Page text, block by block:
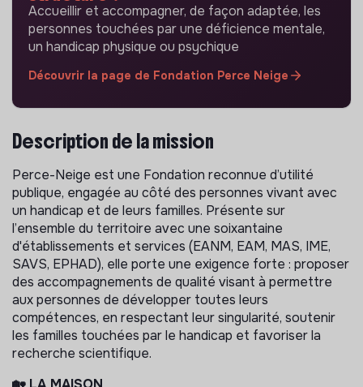
Accueillir et accompagner, de façon adaptée, les
personnes touchées par une déficience mentale,
un handicap physique ou psychique
Découvrir la page de Fondation Perce Neige
Description de la mission
Perce-Neige est une Fondation reconnue d’utilité
publique, engagée au côté des personnes vivant avec
un handicap et de leurs familles. Présente sur
l’ensemble du territoire avec une soixantaine
d'établissements et services (EANM, EAM, MAS, IME,
SAVS, EPHAD), elle porte une exigence forte : proposer
des accompagnements de qualité visant à permettre
aux personnes de développer toutes leurs
compétences, en respectant leur singularité, soutenir
les familles touchées par le handicap et favoriser la
recherche scientifique.